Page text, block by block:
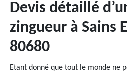
Devis détaillé
zingueur à Sains
80680
Etant donné que tout le monde ne